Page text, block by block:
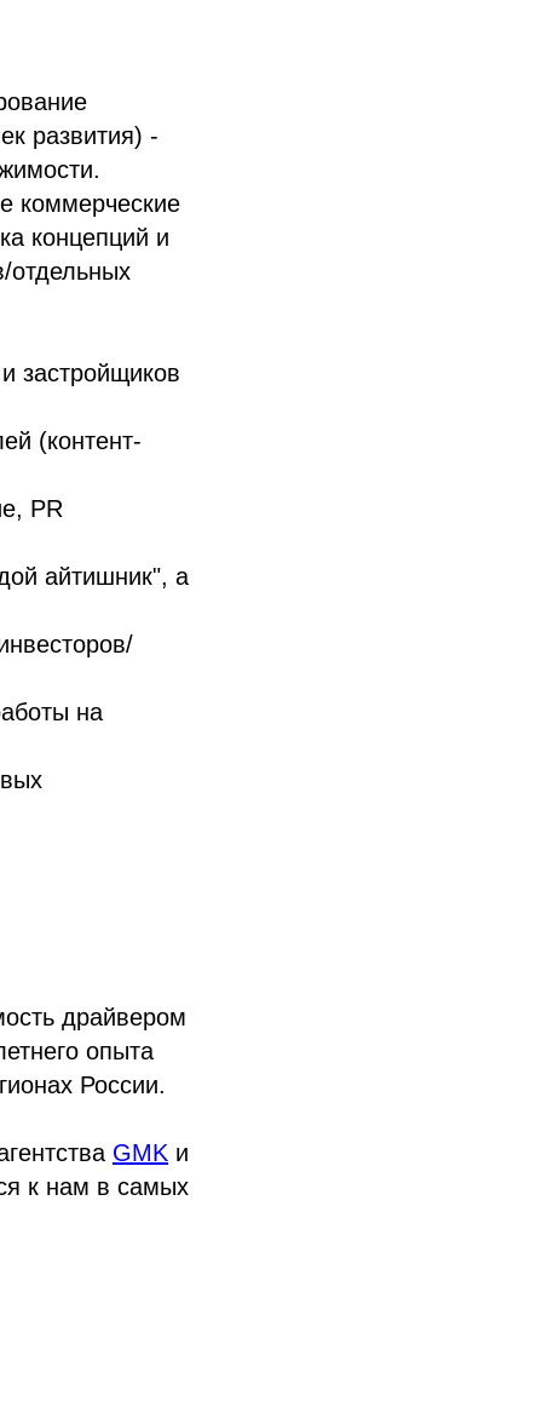
развития) -
коммерческие
концепций и
застройщиков
(контент-
PR
айтишник", а
на
драйвером
опыта
России.
GMK и
к нам в самых